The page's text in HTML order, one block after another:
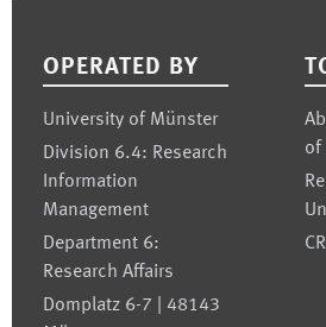
OPERATED BY
University of Münster
Division 6.4: Research
Information
Management
Department 6:
Research Affairs
Domplatz 6-7 | 48143
of